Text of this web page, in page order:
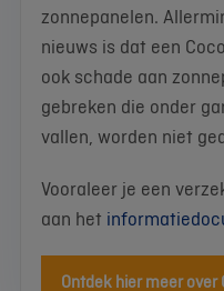
zonnepanelen.
nieuws is dat een
ook schade aan
gebreken die onder
vallen, worden niet
Vooraleer je een
aan het
Ontdek hier meer over